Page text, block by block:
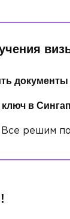
в
Все решим